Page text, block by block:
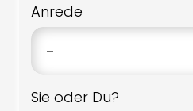
Anrede
Sie oder Du?